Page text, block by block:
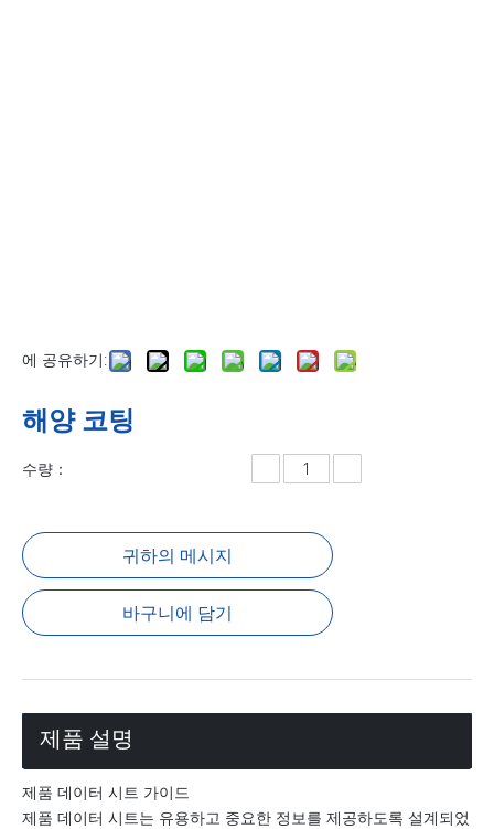
에 공유하기:
해양 코팅
수량：
귀하의 메시지
바구니에 담기
제품 설명
제품 데이터 시트 가이드
제품 데이터 시트는 유용하고 중요한 정보를 제공하도록 설계되었